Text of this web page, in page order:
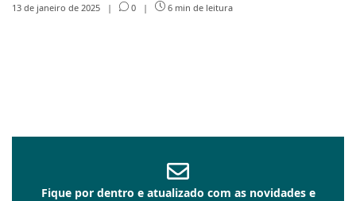
13 de janeiro de 2025 | 0 | 6 min de leitura
Fique por dentro e atualizado com as novidades e